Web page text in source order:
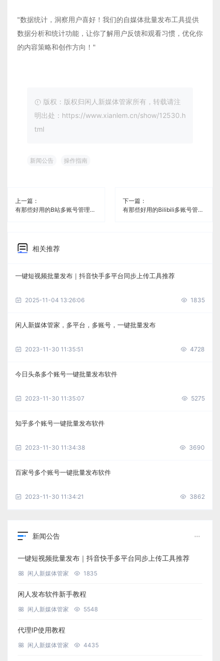
"数据统计，洞察用户喜好！我们的自媒体批量发布工具提供
数据分析和统计功能，让你了解用户反馈和观看习惯，优化你
的内容策略和创作方向！"
版权：版权归闲人新媒体管家所有，转载请注
明出处：https://www.xianlem.cn/show/12530.h
tml
新闻公告 操作指南
上一篇：
有那些好用的B站多账号管理工具《闲人新媒体管家》
下一篇：
有那些好用的Bilibili多账号管理工具《闲人新媒体管家》
相关推荐
一键短视频批量发布｜抖音快手多平台同步上传工具推荐
2025-11-04 13:26:06 1835
闲人新媒体管家，多平台，多账号，一键批量发布
2023-11-30 11:35:51 4728
今日头条多个账号一键批量发布软件
2023-11-30 11:35:07 5275
知乎多个账号一键批量发布软件
2023-11-30 11:34:38 3690
百家号多个账号一键批量发布软件
2023-11-30 11:34:21 3862
新闻公告
一键短视频批量发布｜抖音快手多平台同步上传工具推荐
闲人新媒体管家 1835
闲人发布软件新手教程
闲人新媒体管家 5548
代理IP使用教程
闲人新媒体管家 4435